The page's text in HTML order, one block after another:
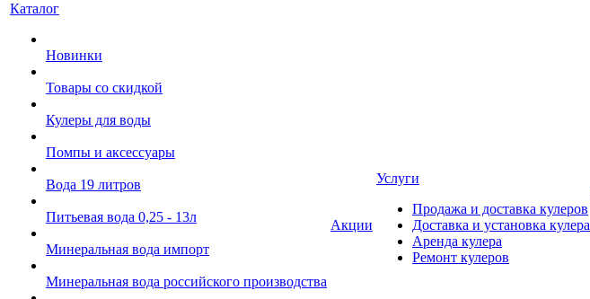
Каталог
Новинки
Товары со скидкой
Кулеры для воды
Помпы и аксессуары
Вода 19 литров
Питьевая вода 0,25 - 13л
Минеральная вода импорт
Минеральная вода российского производства
Акции
Услуги
Продажа и доставка кулеров
Доставка и установка кулера
Аренда кулера
Ремонт кулеров